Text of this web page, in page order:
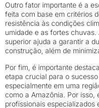
Outro fator importante é a
feita com base em critérios
resistência às condições
umidade e as fortes
superior ajuda a garantir a
construção, além de
Por fim, é importante
etapa crucial para o
especialmente em uma
como a Amazônia. Por isso,
profissionais especializados